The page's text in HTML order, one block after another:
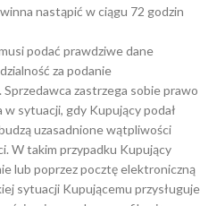
nastąpić w ciągu 72 godzin
podać prawdziwe dane
za podanie
zastrzega sobie prawo
sytuacji, gdy Kupujący podał
uzasadnione wątpliwości
W takim przypadku Kupujący
lub poprzez pocztę elektroniczną
sytuacji Kupującemu przysługuje